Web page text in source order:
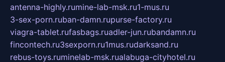
antenna-highly.rumine-lab-msk.ru1-mus.ru
3-sex-porn.ruban-damn.rupurse-factory.ru
viagra-tablet.rufasbags.ruadler-jun.rubandamn.ru
fincontech.ru3sexporn.ru1mus.rudarksand.ru
rebus-toys.ruminelab-msk.rualabuga-cityhotel.ru